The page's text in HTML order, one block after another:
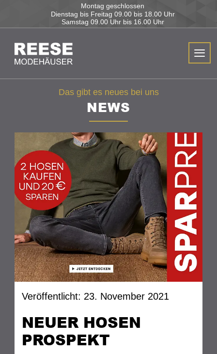
Montag geschlossen
Dienstag bis Freitag 09.00 bis 18.00 Uhr
Samstag 09.00 Uhr bis 16.00 Uhr
Das gibt es neues bei uns
NEWS
Veröffentlicht: 23. November 2021
NEUER HOSEN
PROSPEKT